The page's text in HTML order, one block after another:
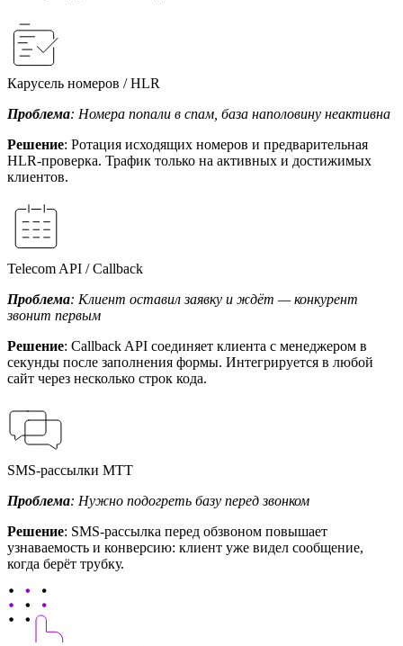
Карусель номеров / HLR
Проблема: Номера попали в спам, база наполовину неактивна
Решение: Ротация исходящих номеров и предварительная
HLR-проверка. Трафик только на активных и достижимых
клиентов.
Telecom API / Callback
Проблема: Клиент оставил заявку и ждёт — конкурент
звонит первым
Решение: Callback API соединяет клиента с менеджером в
секунды после заполнения формы. Интегрируется в любой
сайт через несколько строк кода.
SMS-рассылки МТТ
Проблема: Нужно подогреть базу перед звонком
Решение: SMS-рассылка перед обзвоном повышает
узнаваемость и конверсию: клиент уже видел сообщение,
когда берёт трубку.